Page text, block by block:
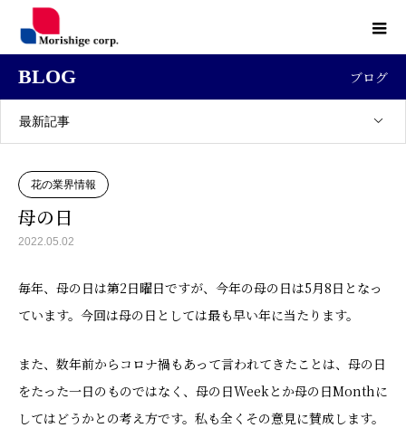
BLOG ブログ
最新記事
花の業界情報
母の日
2022.05.02
毎年、母の日は第2日曜日ですが、今年の母の日は5月8日となっ
ています。今回は母の日としては最も早い年に当たります。
また、数年前からコロナ禍もあって言われてきたことは、母の日
をたった一日のものではなく、母の日Weekとか母の日Monthに
してはどうかとの考え方です。私も全くその意見に賛成します。